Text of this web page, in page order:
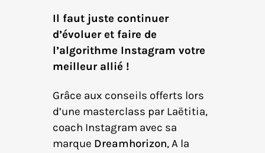
Il faut juste continuer
d’évoluer et faire de
l’algorithme Instagram votre
meilleur allié !
Grâce aux conseils offerts lors
d’une masterclass par Laëtitia,
coach Instagram avec sa
marque Dreamhorizon, A la